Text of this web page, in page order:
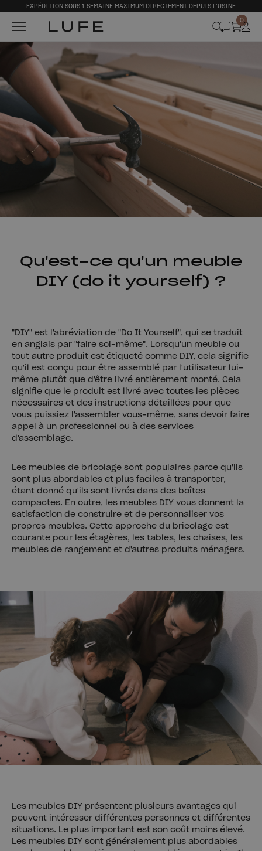
EXPÉDITION SOUS 1 SEMAINE MAXIMUM DIRECTEMENT DEPUIS L’USINE
0
Qu'est-ce qu'un meuble
DIY (do it yourself) ?
"DIY" est l'abréviation de "Do It Yourself", qui se traduit
en anglais par "faire soi-même". Lorsqu'un meuble ou
tout autre produit est étiqueté comme DIY, cela signifie
qu'il est conçu pour être assemblé par l'utilisateur lui-
même plutôt que d'être livré entièrement monté. Cela
signifie que le produit est livré avec toutes les pièces
nécessaires et des instructions détaillées pour que
vous puissiez l'assembler vous-même, sans devoir faire
appel à un professionnel ou à des services
d'assemblage.
Les meubles de bricolage sont populaires parce qu'ils
sont plus abordables et plus faciles à transporter,
étant donné qu'ils sont livrés dans des boîtes
compactes. En outre, les meubles DIY vous donnent la
satisfaction de construire et de personnaliser vos
propres meubles. Cette approche du bricolage est
courante pour les étagères, les tables, les chaises, les
meubles de rangement et d'autres produits ménagers.
Les meubles DIY présentent plusieurs avantages qui
peuvent intéresser différentes personnes et différentes
situations. Le plus important est son coût moins élevé.
Les meubles DIY sont généralement plus abordables